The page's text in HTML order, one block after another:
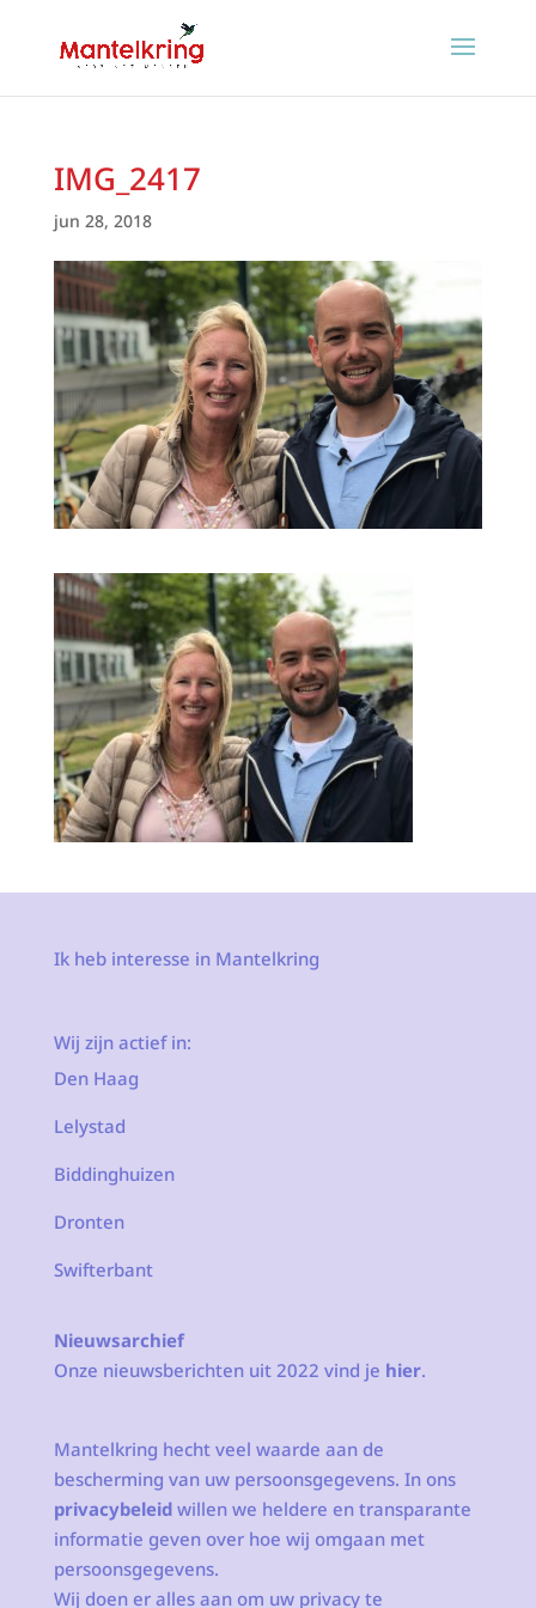
IMG_2417
jun 28, 2018
Ik heb interesse in Mantelkring
Wij zijn actief in:
Den Haag
Lelystad
Biddinghuizen
Dronten
Swifterbant
Nieuwsarchief
Onze nieuwsberichten uit 2022 vind je hier.
Mantelkring hecht veel waarde aan de
bescherming van uw persoonsgegevens. In ons
privacybeleidwillen we heldere en transparante
informatie geven over hoe wij omgaan met
persoonsgegevens.
Wij doen er alles aan om uw privacy te